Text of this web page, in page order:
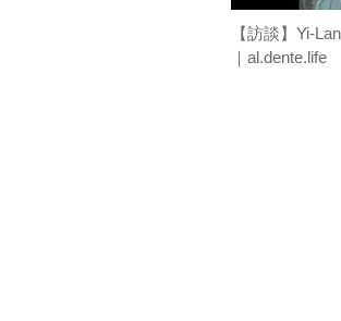
【訪談】Yi-
｜al.dente.life